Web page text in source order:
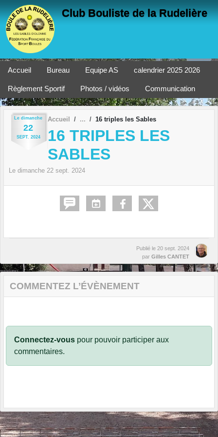
Club Bouliste de la Rudelière
Accueil Bureau Equipe AS calendrier 2025 2026
Règlement Sportif Photos / vidéos Communication
Le dimanche
22
SEPT. 2024
Accueil 16 triples les Sables
16 TRIPLES LES
SABLES
Le dimanche 22 sept. 2024
Publié le 20 sept. 2024
par Gilles CANTET
COMMENTEZ L’ÉVÈNEMENT
Connectez-vous pour pouvoir participer aux
commentaires.
Panneau de gestion des cookies